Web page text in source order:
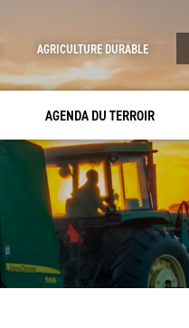
AGENDA DU TERROIR
AGRICULTURE DURABLE